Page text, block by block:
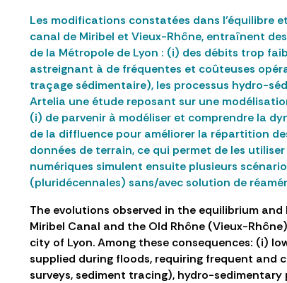
Les modifications constatées dans l’équilibre
canal de Miribel et Vieux-Rhône, entraînent
de la Métropole de Lyon : (i) des débits trop
astreignant à de fréquentes et coûteuses
traçage sédimentaire), les processus hydro-
Artelia une étude reposant sur une
(i) de parvenir à modéliser et comprendre la
de la diffluence pour améliorer la répartition
données de terrain, ce qui permet de les
numériques simulent ensuite plusieurs
(pluridécennales) sans/avec solution de
The evolutions observed in the equilibrium
Miribel Canal and the Old Rhône (Vieux-
city of Lyon. Among these consequences: (i)
supplied during floods, requiring frequent and
surveys, sediment tracing), hydro-